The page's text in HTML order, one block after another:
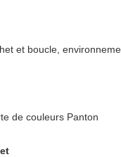
et boucle,
de couleurs Panton